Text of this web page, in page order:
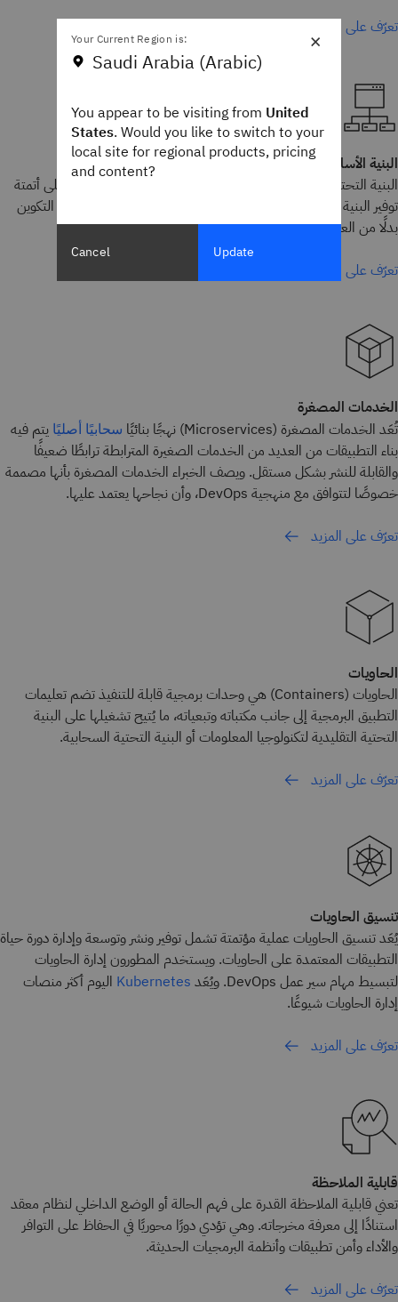
تعرّف على المزيد
البنية الأساسية كرمز (IaC)
البنية التحتية ككود (IaC) هي ممارسة عمليات التطوير التي تعمل على أتمتة
توفير البنية التحتية لتكنولوجيا المعلومات وإدارتها باستخدام ملفات التكوين
بدلًا من العمليات اليدوية.
تعرّف على المزيد
الخدمات المصغرة
تُعَد الخدمات المصغرة (Microservices) نهجًا بنائيًا
سحابيًا أصليًا يتم فيه
بناء التطبيقات من العديد من الخدمات الصغيرة المترابطة ترابطًا ضعيفًا
والقابلة للنشر بشكل مستقل. ويصف الخبراء الخدمات المصغرة بأنها مصممة
خصوصًا لتتوافق مع منهجية DevOps، وأن نجاحها يعتمد عليها.
تعرّف على المزيد
الحاويات
الحاويات (Containers) هي وحدات برمجية قابلة للتنفيذ تضم تعليمات
التطبيق البرمجية إلى جانب مكتباته وتبعياته، ما يُتيح تشغيلها على البنية
التحتية التقليدية لتكنولوجيا المعلومات أو البنية التحتية السحابية.
تعرّف على المزيد
تنسيق الحاويات
يُعَد تنسيق الحاويات عملية مؤتمتة تشمل توفير ونشر وتوسعة وإدارة دورة حياة
التطبيقات المعتمدة على الحاويات. ويستخدم المطورون إدارة الحاويات
لتبسيط مهام سير عمل DevOps. ويُعَد
Kubernetes اليوم أكثر منصات
إدارة الحاويات شيوعًا.
تعرّف على المزيد
قابلية الملاحظة
تعني قابلية الملاحظة القدرة على فهم الحالة أو الوضع الداخلي لنظام معقد
استنادًا إلى معرفة مخرجاته. وهي تؤدي دورًا محوريًا في الحفاظ على التوافر
والأداء وأمن تطبيقات وأنظمة البرمجيات الحديثة.
تعرّف على المزيد
×
Your Current Region is:
Saudi Arabia (Arabic)
You appear to be visiting from United
States. Would you like to switch to your
local site for regional products, pricing
and content?
Cancel Update